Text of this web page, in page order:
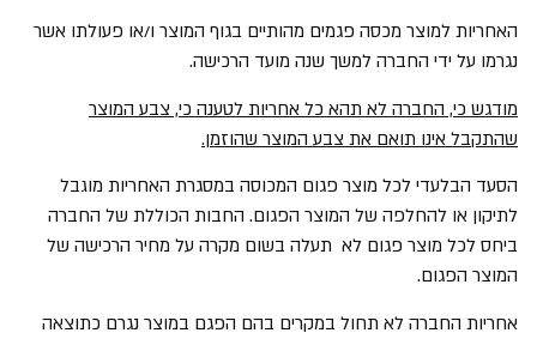
האחריות למוצר מכסה פגמים מהותיים בגוף המוצר ו/או פעולתו אשר
נגרמו על ידי החברה למשך שנה מועד הרכישה.
מודגש כי, החברה לא תהא כל אחריות לטענה כי, צבע המוצר
שהתקבל אינו תואם את צבע המוצר שהוזמן.
הסעד הבלעדי לכל מוצר פגום המכוסה במסגרת האחריות מוגבל
לתיקון או להחלפה של המוצר הפגום. החבות הכוללת של החברה
ביחס לכל מוצר פגום לא תעלה בשום מקרה על מחיר הרכישה של
המוצר הפגום.
אחריות החברה לא תחול במקרים בהם הפגם במוצר נגרם כתוצאה